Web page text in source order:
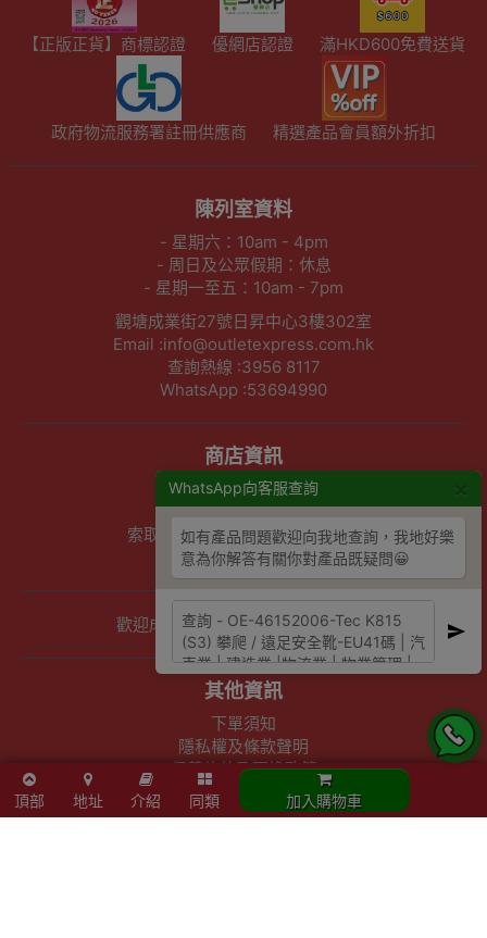
WhatsApp向客服查詢
如有產品問題歡迎向我地查詢，我地好樂
意為你解答有關你對產品既疑問😀
頂部 地址 介紹 同類 加入購物車
【正版正貨】商標認證 優網店認證 滿HKD600免費送貨
政府物流服務署註冊供應商 精選產品會員額外折扣
陳列室資料
- 星期六：10am - 4pm
- 周日及公眾假期：休息
- 星期一至五：10am - 7pm
觀塘成業街27號日昇中心3樓302室
Email :info@outletexpress.com.hk
查詢熱線 :3956 8117
WhatsApp :53694990
商店資訊
聯絡我們
關於我們
索取報價 公司、學校或機構採購
以公司採購卡(P卡)付款
歡迎成為Outlet Express HK供應商
其他資訊
下單須知
隱私權及條款聲明
保養條款及更換政策
除舊服務條款及細則
條款及細則